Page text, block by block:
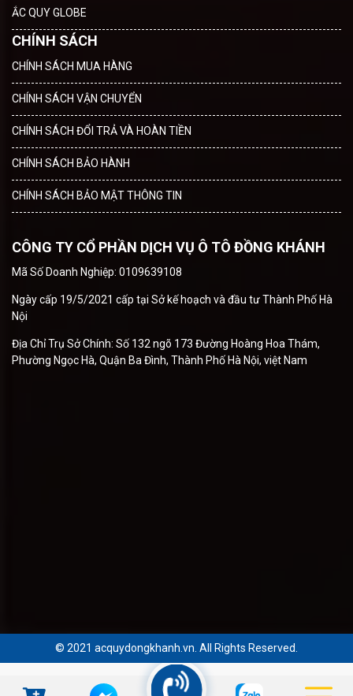
ẮC QUY GLOBE
CHÍNH SÁCH
CHÍNH SÁCH MUA HÀNG
CHÍNH SÁCH VẬN CHUYỂN
CHÍNH SÁCH ĐỔI TRẢ VÀ HOÀN TIỀN
CHÍNH SÁCH BẢO HÀNH
CHÍNH SÁCH BẢO MẬT THÔNG TIN
CÔNG TY CỔ PHẦN DỊCH VỤ Ô TÔ ĐỒNG KHÁNH
Mã Số Doanh Nghiệp: 0109639108
Ngày cấp 19/5/2021 cấp tại Sở kế hoạch và đầu tư Thành Phố Hà
Nội
Địa Chỉ Trụ Sở Chính: Số 132 ngõ 173 Đường Hoàng Hoa Thám,
Phường Ngọc Hà, Quận Ba Đình, Thành Phố Hà Nội, việt Nam
© 2021 acquydongkhanh.vn. All Rights Reserved.